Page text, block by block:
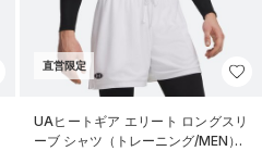
直営限定
UAヒートギア エリート ロングスリ
ーブ シャツ（トレーニング/MEN）